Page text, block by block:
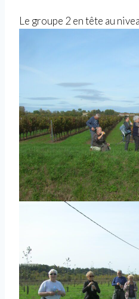
Le groupe 2 en tête au